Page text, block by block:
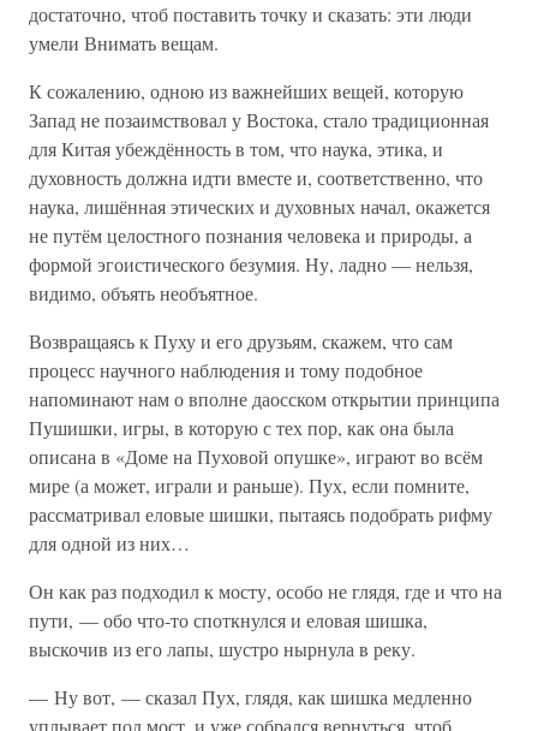
достаточно, чтоб поставить точку и сказать: эти люди
умели Внимать вещам.
К сожалению, одною из важнейших вещей, которую
Запад не позаимствовал у Востока, стало традиционная
для Китая убеждённость в том, что наука, этика, и
духовность должна идти вместе и, соответственно, что
наука, лишённая этических и духовных начал, окажется
не путём целостного познания человека и природы, а
формой эгоистического безумия. Ну, ладно — нельзя,
видимо, объять необъятное.
Возвращаясь к Пуху и его друзьям, скажем, что сам
процесс научного наблюдения и тому подобное
напоминают нам о вполне даосском открытии принципа
Пушишки, игры, в которую с тех пор, как она была
описана в «Доме на Пуховой опушке», играют во всём
мире (а может, играли и раньше). Пух, если помните,
рассматривал еловые шишки, пытаясь подобрать рифму
для одной из них…
Он как раз подходил к мосту, особо не глядя, где и что на
пути, — обо что-то споткнулся и еловая шишка,
выскочив из его лапы, шустро нырнула в реку.
— Ну вот, — сказал Пух, глядя, как шишка медленно
уплывает под мост, и уже собрался вернуться, чтоб